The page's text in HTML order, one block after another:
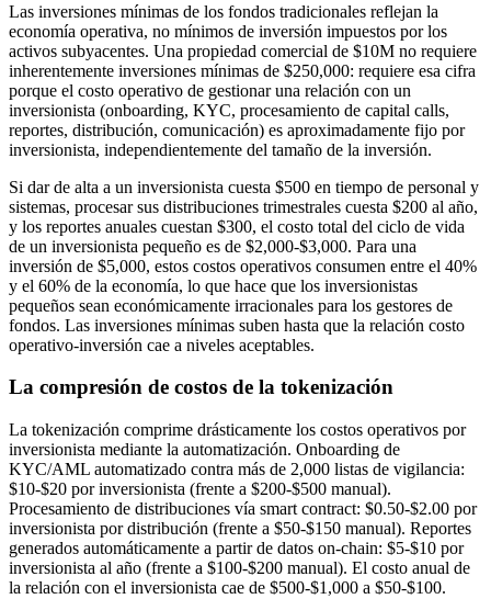
Las inversiones mínimas de los fondos tradicionales reflejan la
economía operativa, no mínimos de inversión impuestos por los
activos subyacentes. Una propiedad comercial de $10M no requiere
inherentemente inversiones mínimas de $250,000: requiere esa cifra
porque el costo operativo de gestionar una relación con un
inversionista (onboarding, KYC, procesamiento de capital calls,
reportes, distribución, comunicación) es aproximadamente fijo por
inversionista, independientemente del tamaño de la inversión.
Si dar de alta a un inversionista cuesta $500 en tiempo de personal y
sistemas, procesar sus distribuciones trimestrales cuesta $200 al año,
y los reportes anuales cuestan $300, el costo total del ciclo de vida
de un inversionista pequeño es de $2,000-$3,000. Para una
inversión de $5,000, estos costos operativos consumen entre el 40%
y el 60% de la economía, lo que hace que los inversionistas
pequeños sean económicamente irracionales para los gestores de
fondos. Las inversiones mínimas suben hasta que la relación costo
operativo-inversión cae a niveles aceptables.
La compresión de costos de la tokenización
La tokenización comprime drásticamente los costos operativos por
inversionista mediante la automatización. Onboarding de
KYC/AML automatizado contra más de 2,000 listas de vigilancia:
$10-$20 por inversionista (frente a $200-$500 manual).
Procesamiento de distribuciones vía smart contract: $0.50-$2.00 por
inversionista por distribución (frente a $50-$150 manual). Reportes
generados automáticamente a partir de datos on-chain: $5-$10 por
inversionista al año (frente a $100-$200 manual). El costo anual de
la relación con el inversionista cae de $500-$1,000 a $50-$100.